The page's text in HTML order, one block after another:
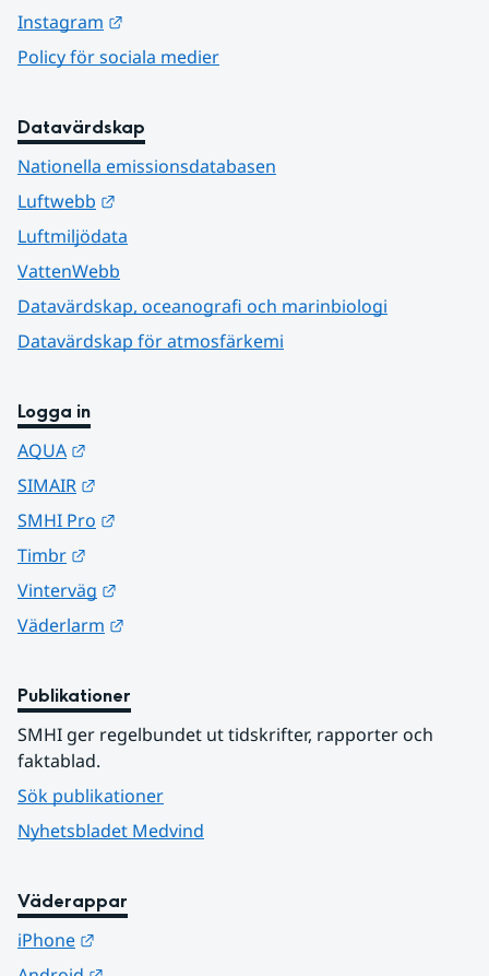
Instagram
Policy för sociala medier
Datavärdskap
Nationella emissionsdatabasen
Luftwebb
Luftmiljödata
VattenWebb
Datavärdskap, oceanografi och marinbiologi
Datavärdskap för atmosfärkemi
Logga in
AQUA
SIMAIR
SMHI Pro
Timbr
Vinterväg
Väderlarm
Publikationer
SMHI ger regelbundet ut tidskrifter, rapporter och
faktablad.
Sök publikationer
Nyhetsbladet Medvind
Väderappar
iPhone